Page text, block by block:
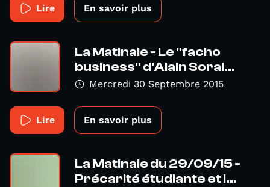
Lire En savoir plus
La Matinale - Le "facho
business" d'Alain Soral...
Mercredi 30 Septembre 2015
Lire En savoir plus
La Matinale du 29/09/15 -
Précarité étudiante et l...